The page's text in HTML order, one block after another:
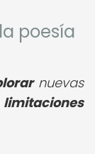
poesía
nuevas
limitaciones